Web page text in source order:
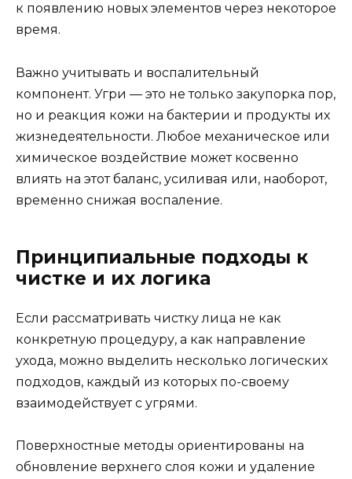
к появлению новых элементов через некоторое
время.
Важно учитывать и воспалительный
компонент. Угри — это не только закупорка пор,
но и реакция кожи на бактерии и продукты их
жизнедеятельности. Любое механическое или
химическое воздействие может косвенно
влиять на этот баланс, усиливая или, наоборот,
временно снижая воспаление.
Принципиальные подходы к
чистке и их логика
Если рассматривать чистку лица не как
конкретную процедуру, а как направление
ухода, можно выделить несколько логических
подходов, каждый из которых по-своему
взаимодействует с угрями.
Поверхностные методы ориентированы на
обновление верхнего слоя кожи и удаление